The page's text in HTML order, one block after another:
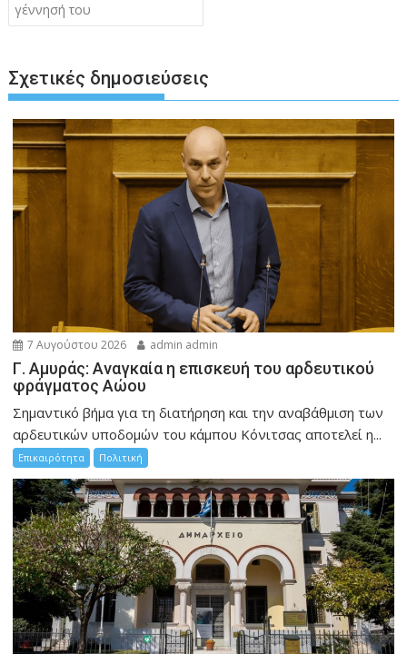
γέννησή του
Σχετικές δημοσιεύσεις
7 Αυγούστου 2026 admin admin
Γ. Αμυράς: Αναγκαία η επισκευή του αρδευτικού
φράγματος Αώου
Σημαντικό βήμα για τη διατήρηση και την αναβάθμιση των
αρδευτικών υποδομών του κάμπου Κόνιτσας αποτελεί η...
Επικαιρότητα Πολιτική